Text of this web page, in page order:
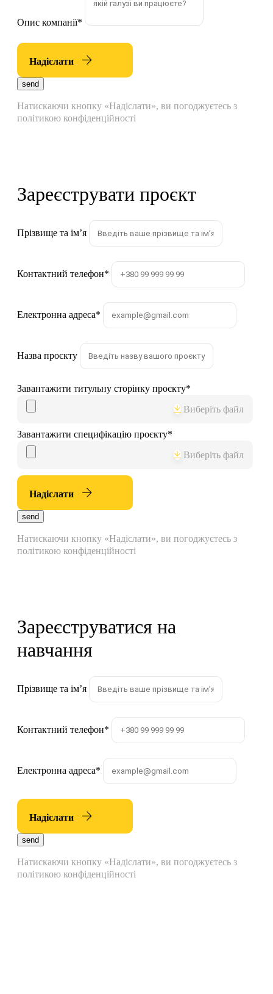
Опис компанії*
Надіслати
send
Натискаючи кнопку «Надіслати», ви погоджуєтесь з
політикою конфіденційності
Зареєструвати проєкт
Прізвище та імʼя
Контактний телефон*
Електронна адреса*
Назва проєкту
Завантажити титульну сторінку проєкту*
Виберіть файл
Завантажити специфікацію проєкту*
Виберіть файл
Надіслати
send
Натискаючи кнопку «Надіслати», ви погоджуєтесь з
політикою конфіденційності
Зареєструватися на
навчання
Прізвище та імʼя
Контактний телефон*
Електронна адреса*
Надіслати
send
Натискаючи кнопку «Надіслати», ви погоджуєтесь з
політикою конфіденційності